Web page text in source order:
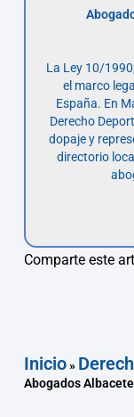
La Ley 10/
el marco
España. En
Derecho
dopaje y
directorio
Comparte este
Inicio»
Abogados Albacete